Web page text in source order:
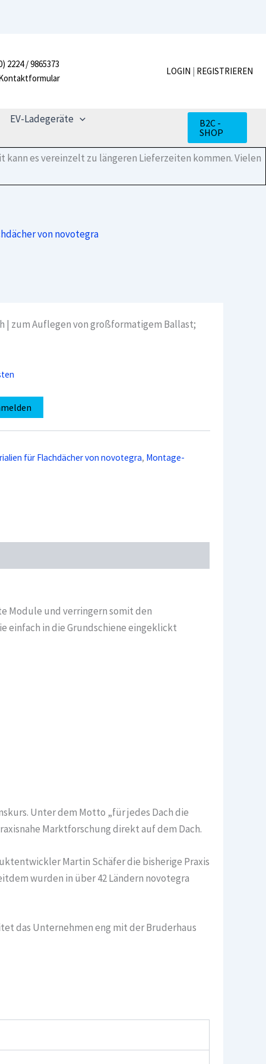
2224 / 9865373
LOGIN | REGISTRIEREN
EV-Ladegeräte
B2C -
SHOP
es vereinzelt zu längeren Lieferzeiten kommen. Vielen
von novotegra
| zum Auflegen von großformatigem Ballast;
für Flachdächer von novotegra, Montage-
Module und verringern somit den
einfach in die Grundschiene eingeklickt
Unter dem Motto „für jedes Dach die
Marktforschung direkt auf dem Dach.
Martin Schäfer die bisherige Praxis
wurden in über 42 Ländern novotegra
das Unternehmen eng mit der Bruderhaus